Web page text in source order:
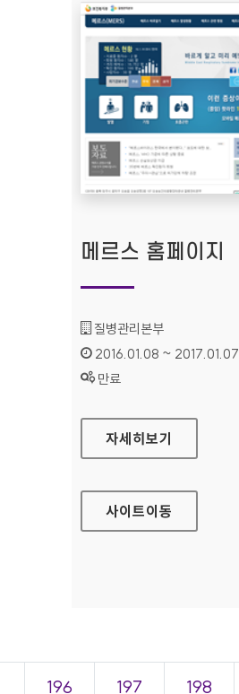
메르스 홈페이지
기관명 :
질병관리본부
인증기간 :
2016.01.08 ~ 2017.01.07
상태 :
만료
메르스 홈페이지
자세히보기
사이트이동
196 197 198